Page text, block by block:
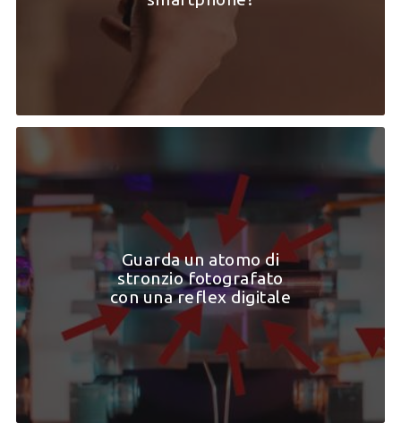
Guarda un atomo di
stronzio fotografato
con una reflex digitale